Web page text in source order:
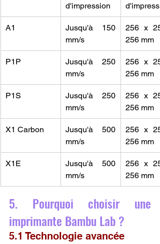
d'impression
A1
Jusqu'à 150
mm/s
256 x
256 mm
P1P
Jusqu'à 250
mm/s
256 x
256 mm
P1S
Jusqu'à 250
mm/s
256 x
256 mm
X1 Carbon
Jusqu'à 500
mm/s
256 x
256 mm
X1E
Jusqu'à 500
mm/s
256 x
256 mm
5. Pourquoi choisir une
imprimante Bambu Lab ?
5.1 Technologie avancée